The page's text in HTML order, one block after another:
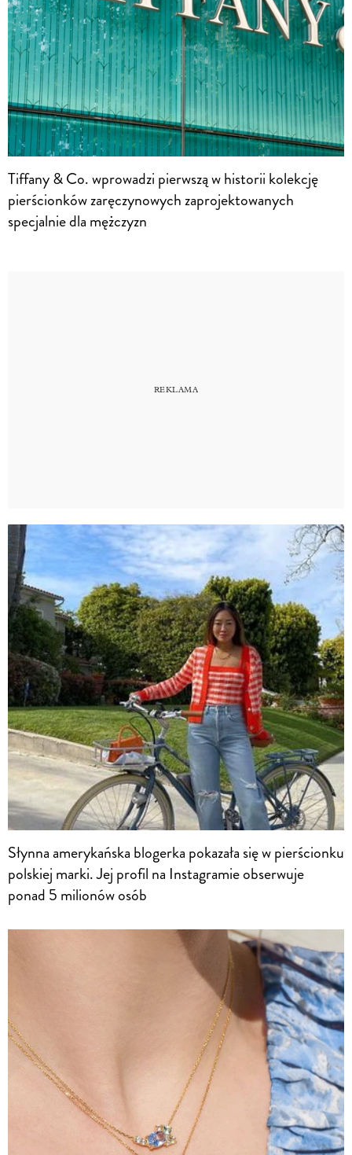
Tiffany & Co. wprowadzi pierwszą w historii kolekcję
pierścionków zaręczynowych zaprojektowanych
specjalnie dla mężczyzn
Słynna amerykańska blogerka pokazała się w pierścionku
polskiej marki. Jej profil na Instagramie obserwuje
ponad 5 milionów osób